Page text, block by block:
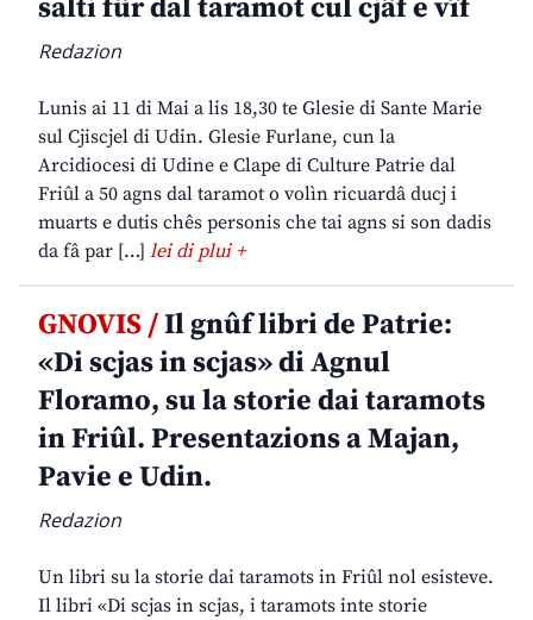
salti fûr dal taramot cul cjâf e vîf
Redazion
Lunis ai 11 di Mai a lis 18,30 te Glesie di Sante Marie
sul Cjiscjel di Udin. Glesie Furlane, cun la
Arcidiocesi di Udine e Clape di Culture Patrie dal
Friûl a 50 agns dal taramot o volìn ricuardâ ducj i
muarts e dutis chês personis che tai agns si son dadis
da fâ par […] lei di plui +
GNOVIS /Il gnûf libri de Patrie:
«Di scjas in scjas» di Agnul
Floramo, su la storie dai taramots
in Friûl. Presentazions a Majan,
Pavie e Udin.
Redazion
Un libri su la storie dai taramots in Friûl nol esisteve.
Il libri «Di scjas in scjas, i taramots inte storie